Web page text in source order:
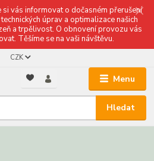
si vás informovat o dočasném přerušení
úprav a optimalizace našich
a trpělivost. O obnovení provozu vás
Těšíme se na vaši návštěvu.
Menu
CZK
Hledat